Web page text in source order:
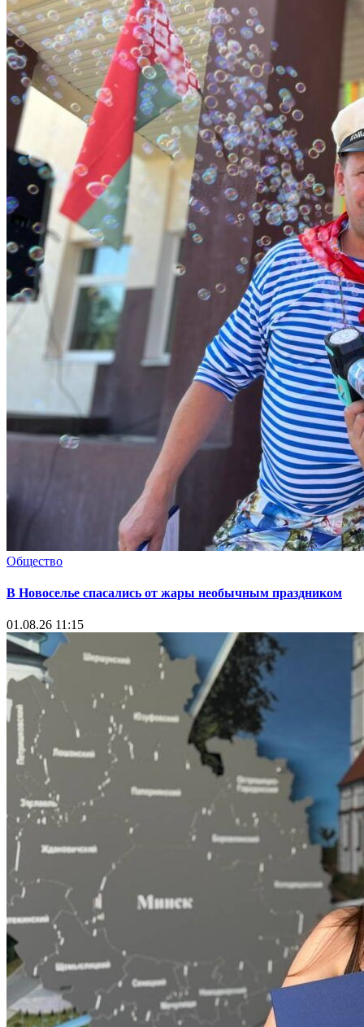
Общество
В Новоселье спасались от жары необычным праздником
01.08.26 11:15